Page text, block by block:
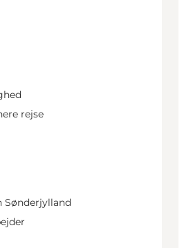
rejse
Sønderjylland